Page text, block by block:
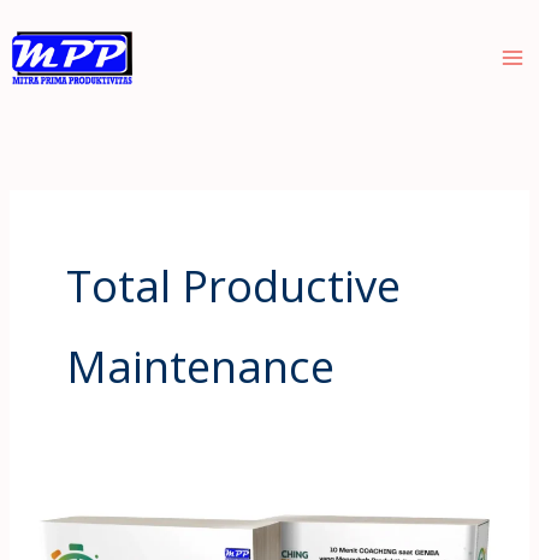
to
content
Total Productive
Maintenance
Buku
Ke-